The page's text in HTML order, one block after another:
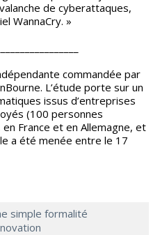
de cyberattaques,
WannaCry. »
commandée par
L’étude porte sur un
issus d’entreprises
(100 personnes
France et en Allemagne, et
a été menée entre le 17
simple formalité